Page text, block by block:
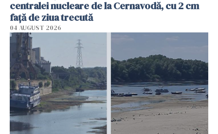
centralei nucleare de la Cernavodă, cu 2 cm
faţă de ziua trecută
04 AUGUST 2026